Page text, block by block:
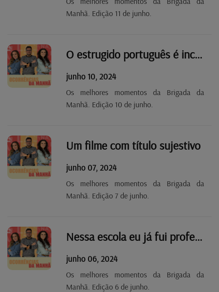
Manhã. Edição 11 de junho.
O estrugido português é inconfundível!
junho 10, 2024
Os melhores momentos da Brigada da
Manhã. Edição 10 de junho.
Um filme com título sujestivo
junho 07, 2024
Os melhores momentos da Brigada da
Manhã. Edição 7 de junho.
Nessa escola eu já fui professor!
junho 06, 2024
Os melhores momentos da Brigada da
Manhã. Edição 6 de junho.